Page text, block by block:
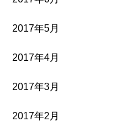
2017年5月
2017年4月
2017年3月
2017年2月